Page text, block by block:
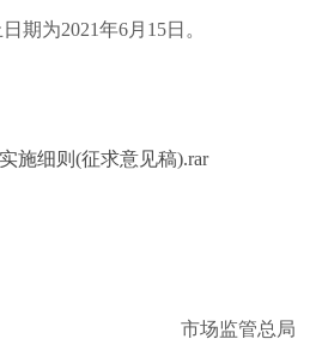
为2021年6月15日。
施细则(征求意见稿).rar
市场监管总局